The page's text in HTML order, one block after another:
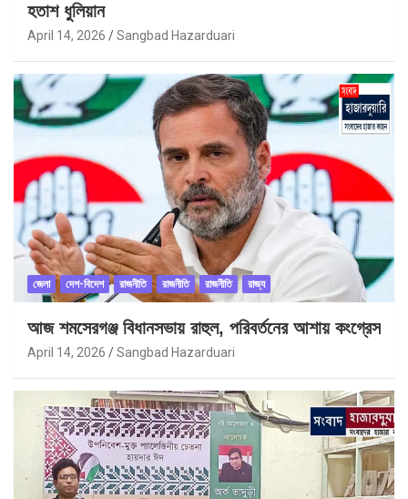
হতাশ ধুলিয়ান
April 14, 2026 Sangbad Hazarduari
জেলা দেশ-বিদেশ রাজনীতি রাজনীতি রাজনীতি রাজ্য
আজ শমসেরগঞ্জ বিধানসভায় রাহুল, পরিবর্তনের আশায় কংগ্রেস
April 14, 2026 Sangbad Hazarduari